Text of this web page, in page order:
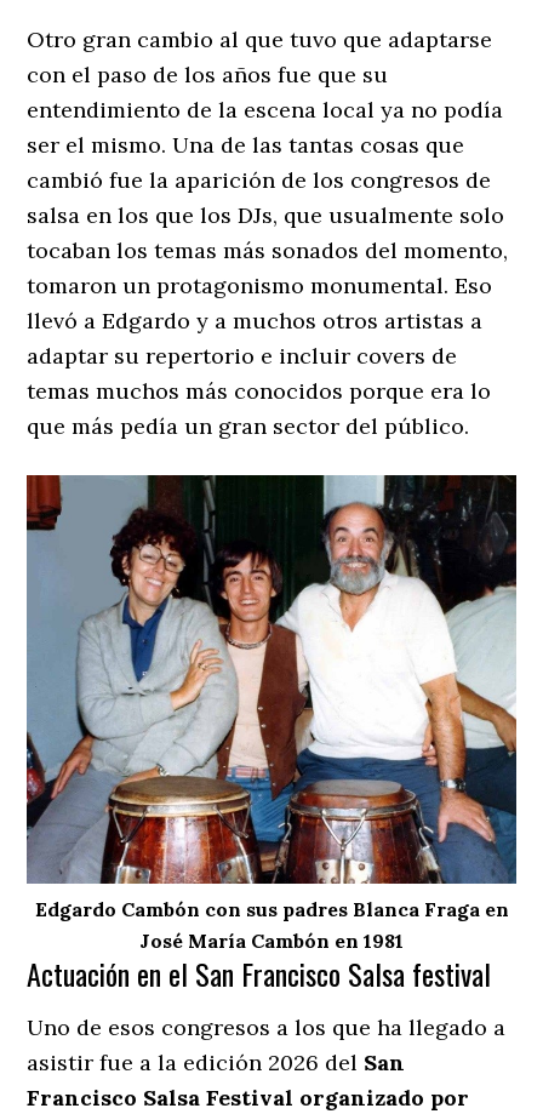
Otro gran cambio al que tuvo que adaptarse
con el paso de los años fue que su
entendimiento de la escena local ya no podía
ser el mismo. Una de las tantas cosas que
cambió fue la aparición de los congresos de
salsa en los que los DJs, que usualmente solo
tocaban los temas más sonados del momento,
tomaron un protagonismo monumental. Eso
llevó a Edgardo y a muchos otros artistas a
adaptar su repertorio e incluir covers de
temas muchos más conocidos porque era lo
que más pedía un gran sector del público.
Edgardo Cambón con sus padres Blanca Fraga en
José María Cambón en 1981
Actuación en el San Francisco Salsa festival
Uno de esos congresos a los que ha llegado a
asistir fue a la edición 2026 del San
Francisco Salsa Festival organizado por